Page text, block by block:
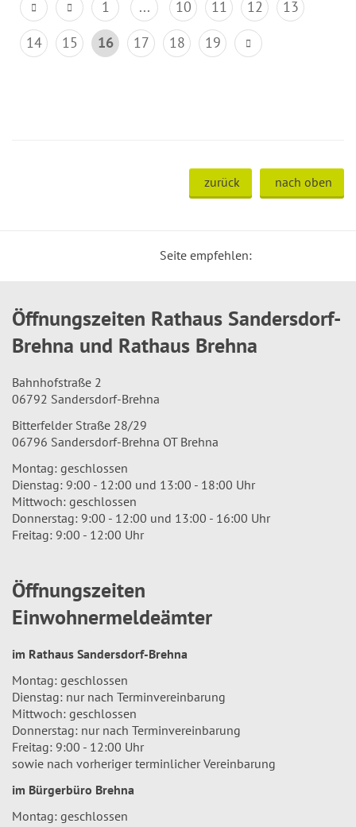
1 ... 10 11 12
13
14
15 16 17 18 19
zurück nach oben
Seite empfehlen:
Öffnungszeiten Rathaus Sandersdorf-
Brehna und Rathaus Brehna
Bahnhofstraße 2
06792 Sandersdorf-Brehna
Bitterfelder Straße 28/29
06796 Sandersdorf-Brehna OT Brehna
Montag: geschlossen
Dienstag: 9:00 - 12:00 und 13:00 - 18:00 Uhr
Mittwoch: geschlossen
Donnerstag: 9:00 - 12:00 und 13:00 - 16:00 Uhr
Freitag: 9:00 - 12:00 Uhr
Öffnungszeiten
Einwohnermeldeämter
im Rathaus Sandersdorf-Brehna
Montag: geschlossen
Dienstag: nur nach Terminvereinbarung
Mittwoch: geschlossen
Donnerstag: nur nach Terminvereinbarung
Freitag: 9:00 - 12:00 Uhr
sowie nach vorheriger terminlicher Vereinbarung
im Bürgerbüro Brehna
Montag: geschlossen